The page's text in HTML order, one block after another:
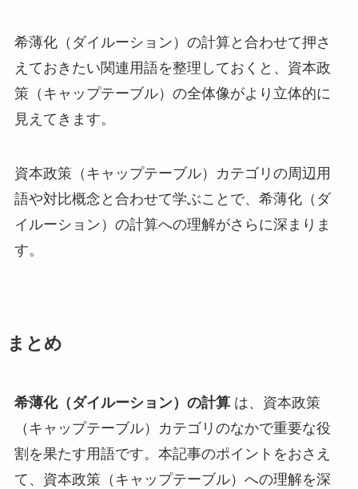
希薄化（ダイルーション）の計算と合わせて押さ
えておきたい関連用語を整理しておくと、資本政
策（キャップテーブル）の全体像がより立体的に
見えてきます。
資本政策（キャップテーブル）カテゴリの周辺用
語や対比概念と合わせて学ぶことで、希薄化（ダ
イルーション）の計算への理解がさらに深まりま
す。
まとめ
希薄化（ダイルーション）の計算は、資本政策
（キャップテーブル）カテゴリのなかで重要な役
割を果たす用語です。本記事のポイントをおさえ
て、資本政策（キャップテーブル）への理解を深